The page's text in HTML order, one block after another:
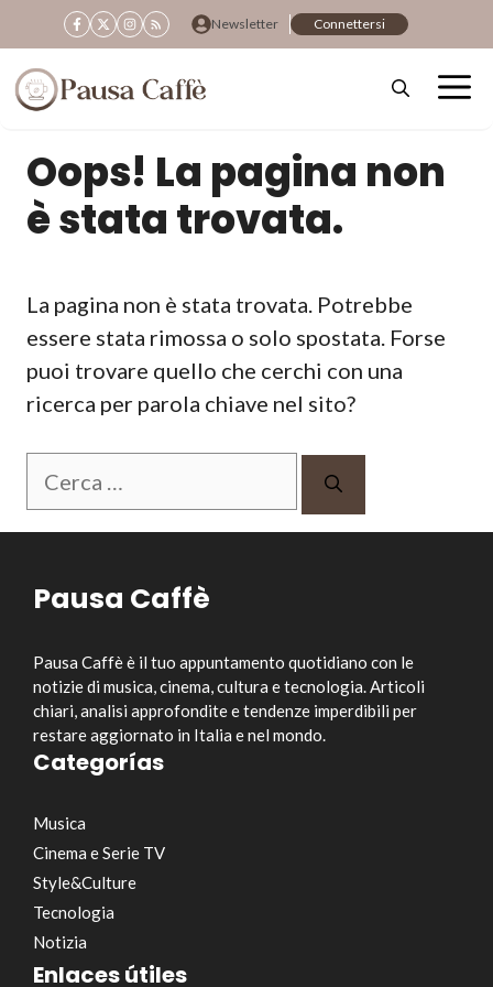
al
contenuto
Newsletter Connettersi
Oops! La pagina non
è stata trovata.
La pagina non è stata trovata. Potrebbe
essere stata rimossa o solo spostata. Forse
puoi trovare quello che cerchi con una
ricerca per parola chiave nel sito?
Ricerca
Pausa Caffè
Pausa Caffè è il tuo appuntamento quotidiano con le
notizie di musica, cinema, cultura e tecnologia. Articoli
chiari, analisi approfondite e tendenze imperdibili per
restare aggiornato in Italia e nel mondo.
Categorías
Musica
Cinema e Serie TV
Style&Culture
Tecnologia
Notizia
Enlaces útiles